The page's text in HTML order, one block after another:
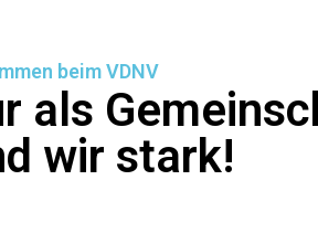
beim VDNV
als
wir stark!